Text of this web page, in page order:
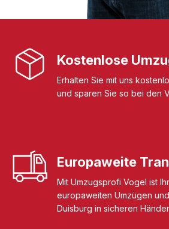
Kostenlose
Erhalten Sie mit uns
und sparen Sie so bei den
Europaweite
Mit Umzugsprofi Vogel ist
europaweiten Umzügen
Duisburg in sicheren